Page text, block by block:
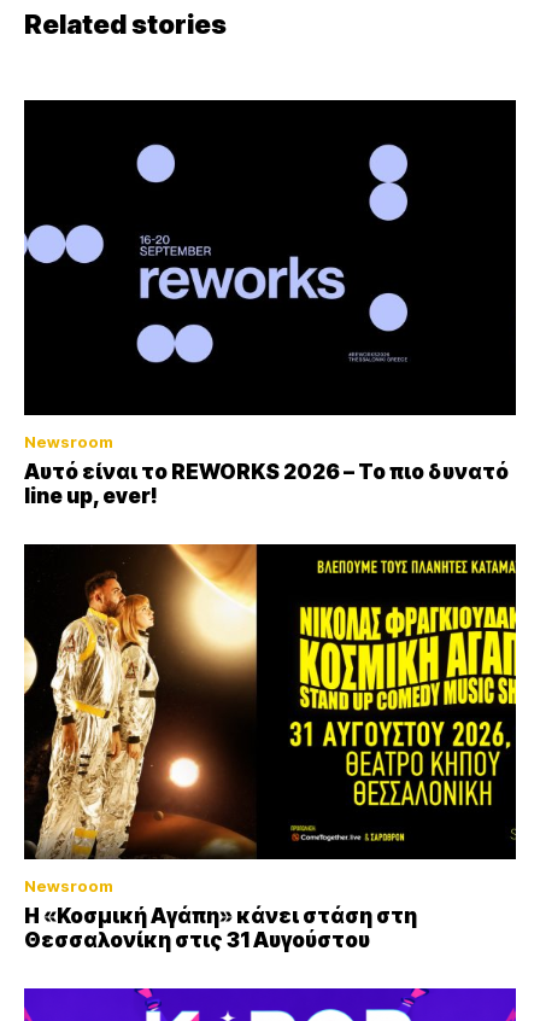
Related stories
Newsroom
Αυτό είναι το REWORKS 2026 – Το πιο δυνατό
line up, ever!
Newsroom
Η «Κοσμική Αγάπη» κάνει στάση στη
Θεσσαλονίκη στις 31 Αυγούστου